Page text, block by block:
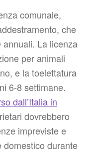
comunale,
che
La licenza
per animali
e la toelettatura
6-8 settimane.
dall’Italia in
dovrebbero
impreviste e
domestico durante